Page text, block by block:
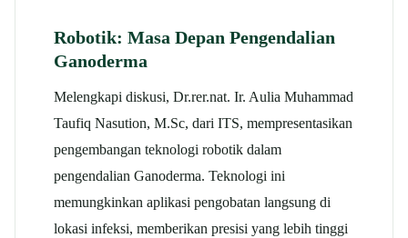
Robotik: Masa Depan Pengendalian
Ganoderma
Melengkapi diskusi, Dr.rer.nat. Ir. Aulia Muhammad
Taufiq Nasution, M.Sc, dari ITS, mempresentasikan
pengembangan teknologi robotik dalam
pengendalian Ganoderma. Teknologi ini
memungkinkan aplikasi pengobatan langsung di
lokasi infeksi, memberikan presisi yang lebih tinggi